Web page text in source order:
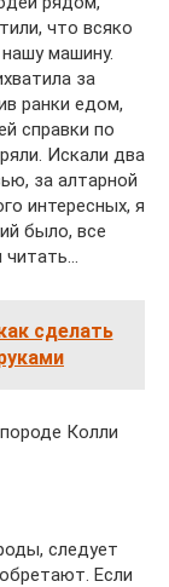
что всяко
машину.
за
ранки едом,
справки по
Искали два
за алтарной
интересных, я
было, все
читать…
сделать
Колли
следует
Если